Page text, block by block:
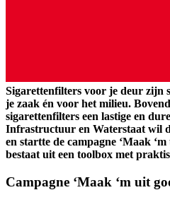
Sigarettenfilters voor je deur zijn
je zaak én voor het milieu.
sigarettenfilters een lastige en
Infrastructuur en Waterstaat wil
en startte de campagne ‘Maak
bestaat uit een toolbox met
Campagne ‘Maak ‘m uit